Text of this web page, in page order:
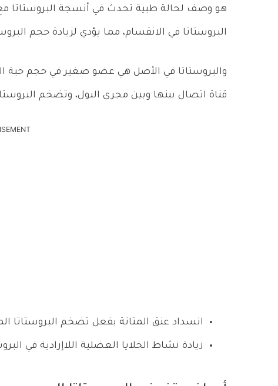
هو وصف لحالة طبية تحدث في أنسجة البروستاتا مع
البروستاتا في الانقسام، مما يؤدي لزيادة حجم
والبروستاتا في الأصل هي عضو صغير في حجم حبة
قناة اتصال بينها وبين مجرى البول، وتضخم
انسداد عنق المثانة بفعل تضخم البروستاتا
زيادة نشاط الخلايا العضلية اللاإرادية في